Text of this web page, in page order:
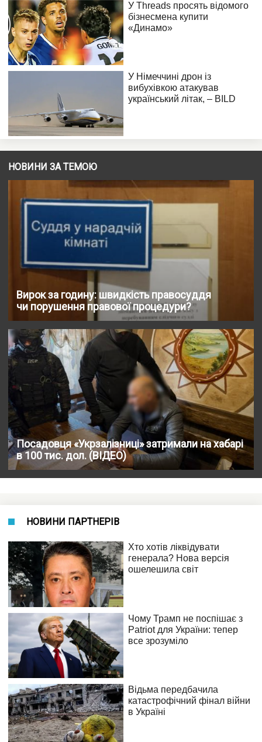
НОВИНИ ЗА ТЕМОЮ
Вирок за годину: швидкість правосуддя
чи порушення правової процедури?
Посадовця «Укрзалізниці» затримали на хабарі
в 100 тис. дол. (ВІДЕО)
НОВИНИ ПАРТНЕРІВ